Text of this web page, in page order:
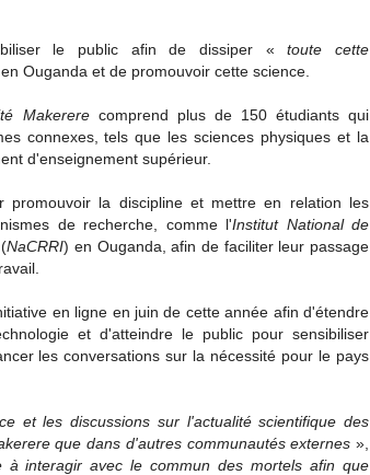
le public afin de dissiper «toute cette
Ouganda et de promouvoir cette science.
Makererecomprend plus de 150 étudiants qui
connexes, tels que les sciences physiques et la
d'enseignement supérieur.
promouvoir la discipline et mettre en relation les
de recherche, comme l'Institut National de
(NaCRRI) en Ouganda, afin de faciliter leur passage
en ligne en juin de cette année afin d'étendre
et d'atteindre le public pour sensibiliser
les conversations sur la nécessité pour le pays
et les discussions sur l'actualité scientifique des
que dans d'autres communautés externes »,
à interagir avec le commun des mortels afin que